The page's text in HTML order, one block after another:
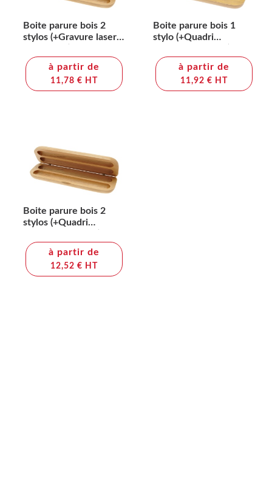
Boite parure bois 2
stylos (+Gravure laser
à partir de
11,78 € HT
Boite parure bois 1
stylo (+Quadri
à partir de
11,92 € HT
Boite parure bois 2
stylos (+Quadri
à partir de
12,52 € HT